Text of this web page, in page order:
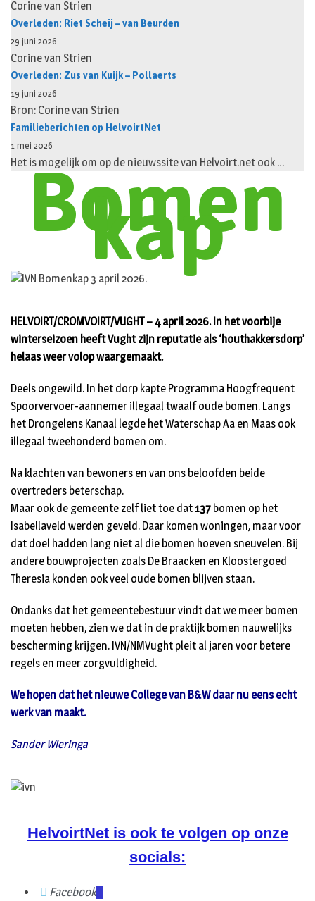
Corine van Strien
Overleden: Riet Scheij – van Beurden
29 juni 2026
Corine van Strien
Overleden: Zus van Kuijk – Pollaerts
19 juni 2026
Bron: Corine van Strien
Familieberichten op HelvoirtNet
1 mei 2026
Het is mogelijk om op de nieuwssite van Helvoirt.net ook …
Bomen
kap
HELVOIRT/CROMVOIRT/VUGHT – 4 april 2026. In het voorbije
winterseizoen heeft Vught zijn reputatie als ‘houthakkersdorp’
helaas weer volop waargemaakt.
Deels ongewild. In het dorp kapte Programma Hoogfrequent
Spoorvervoer-aannemer illegaal twaalf oude bomen. Langs
het Drongelens Kanaal legde het Waterschap Aa en Maas ook
illegaal tweehonderd bomen om.
Na klachten van bewoners en van ons beloofden beide
overtreders beterschap.
Maar ook de gemeente zelf liet toe dat137 bomen op het
Isabellaveld werden geveld. Daar komen woningen, maar voor
dat doel hadden lang niet al die bomen hoeven sneuvelen. Bij
andere bouwprojecten zoals De Braacken en Kloostergoed
Theresia konden ook veel oude bomen blijven staan.
Ondanks dat het gemeentebestuur vindt dat we meer bomen
moeten hebben, zien we dat in de praktijk bomen nauwelijks
bescherming krijgen. IVN/NMVught pleit al jaren voor betere
regels en meer zorgvuldigheid.
We hopen dat het nieuwe College van B&W daar nu eens echt
werk van maakt.
Sander Wieringa
HelvoirtNet is ook te volgen op onze
socials:
Facebook